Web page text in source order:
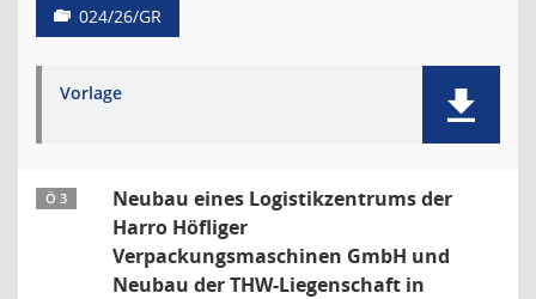
024/26/GR
Vorlage
Ö 3
Neubau eines Logistikzentrums der
Harro Höfliger
Verpackungsmaschinen GmbH und
Neubau der THW-Liegenschaft in